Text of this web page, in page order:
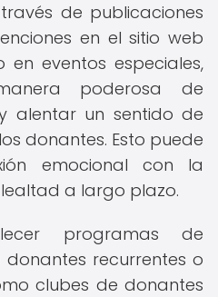
de publicaciones
en el sitio web
eventos especiales,
poderosa de
alentar un sentido de
donantes. Esto puede
emocional con la
a largo plazo.
programas de
recurrentes o
clubes de donantes